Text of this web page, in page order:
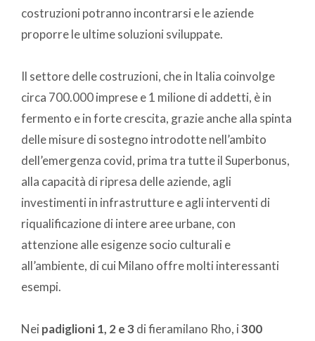
costruzioni potranno incontrarsi e le aziende
proporre le ultime soluzioni sviluppate.
Il settore delle costruzioni, che in Italia coinvolge
circa 700.000 imprese e 1 milione di addetti, è in
fermento e in forte crescita, grazie anche alla spinta
delle misure di sostegno introdotte nell’ambito
dell’emergenza covid, prima tra tutte il Superbonus,
alla capacità di ripresa delle aziende, agli
investimenti in infrastrutture e agli interventi di
riqualificazione di intere aree urbane, con
attenzione alle esigenze socio culturali e
all’ambiente, di cui Milano offre molti interessanti
esempi.
Nei padiglioni 1, 2 e 3 di fieramilano Rho, i300